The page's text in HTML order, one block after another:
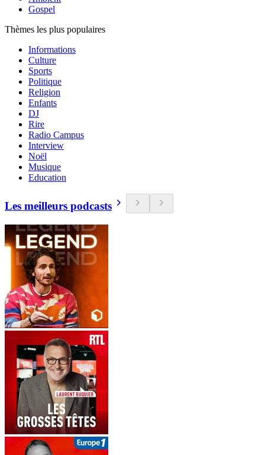
Gospel
Thèmes les plus populaires
Informations
Culture
Sports
Politique
Religion
Enfants
DJ
Rire
Radio Campus
Interview
Noël
Musique
Education
Les meilleurs podcasts